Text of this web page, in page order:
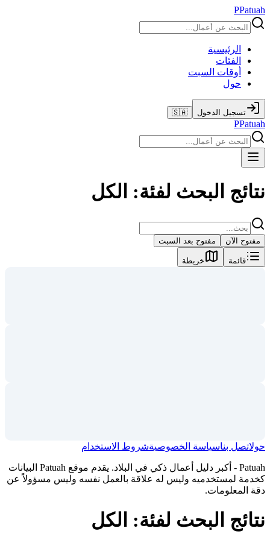
PPatuah
الرئيسية
الفئات
أوقات السبت
حول
تسجيل الدخول 🇸🇦
PPatuah
نتائج البحث لفئة: الكل
مفتوح الآن مفتوح بعد السبت
قائمة خريطة
حولاتصل بناسياسة الخصوصيةشروط الاستخدام
Patuah - أكبر دليل أعمال ذكي في البلاد. يقدم موقع Patuah البيانات
كخدمة لمستخدميه وليس له علاقة بالعمل نفسه وليس مسؤولاً عن
دقة المعلومات.
نتائج البحث لفئة: الكل